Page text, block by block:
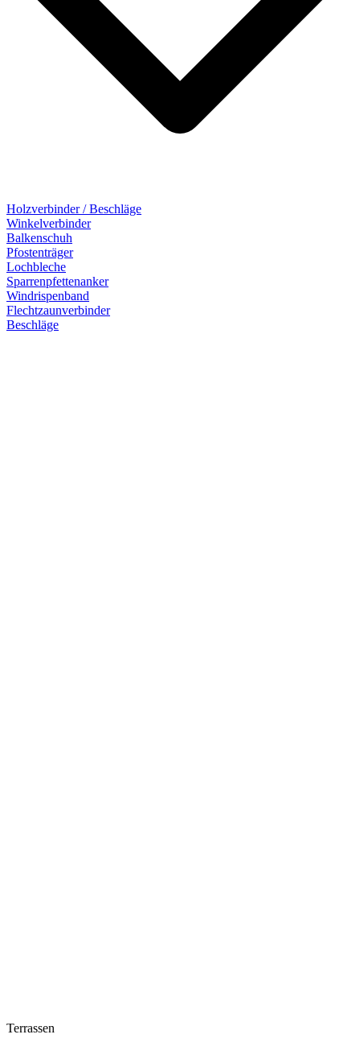
Holzverbinder / Beschläge
Winkelverbinder
Balkenschuh
Pfostenträger
Lochbleche
Sparrenpfettenanker
Windrispenband
Flechtzaunverbinder
Beschläge
Terrassen